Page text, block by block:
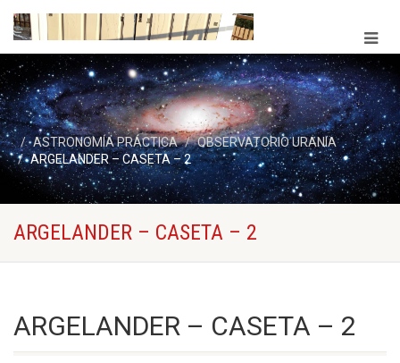
ASTRONOMÍA PRÁCTICA
OBSERVATORIO URANIA
ARGELANDER – CASETA – 2
ARGELANDER – CASETA – 2
ARGELANDER – CASETA – 2